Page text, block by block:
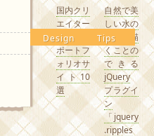
つづきを読む
Design
国内クリ
エイター
の素敵な
ポートフ
ォリオサ
イト10
選
Tips
自然で美
しい水の
波紋を描
くことの
できる
jQuery
プラグイ
ン
「jquery
.ripples